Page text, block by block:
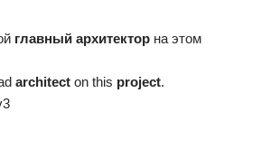
главный архитектор на этом
architect on this project.